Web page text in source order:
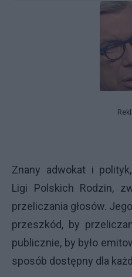
Znany adwokat i
Ligi Polskich Rodzin,
przeliczania głosów.
przeszkód, by
publicznie, by było
sposób dostępny dla